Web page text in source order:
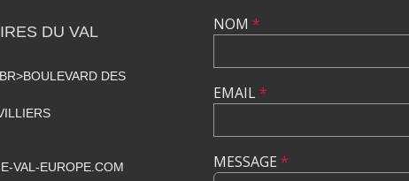
DU VAL
DES
VAL-EUROPE.COM
NOM *
EMAIL*
MESSAGE *